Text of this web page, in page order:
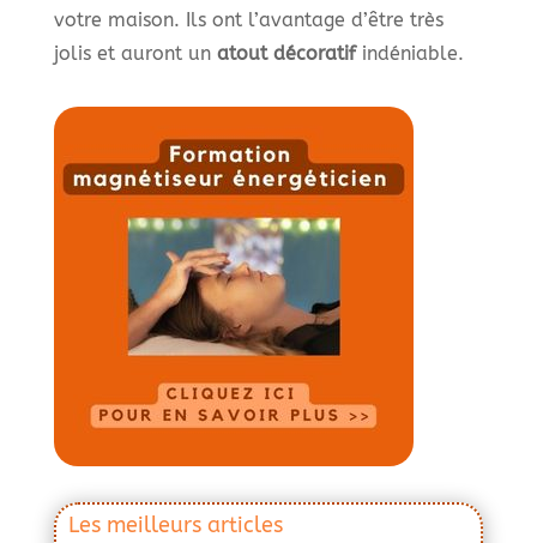
votre maison. Ils ont l’avantage d’être très
jolis et auront un atout décoratifindéniable.
Les meilleurs articles